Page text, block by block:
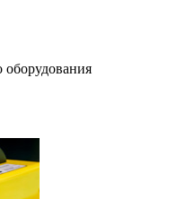
оборудования